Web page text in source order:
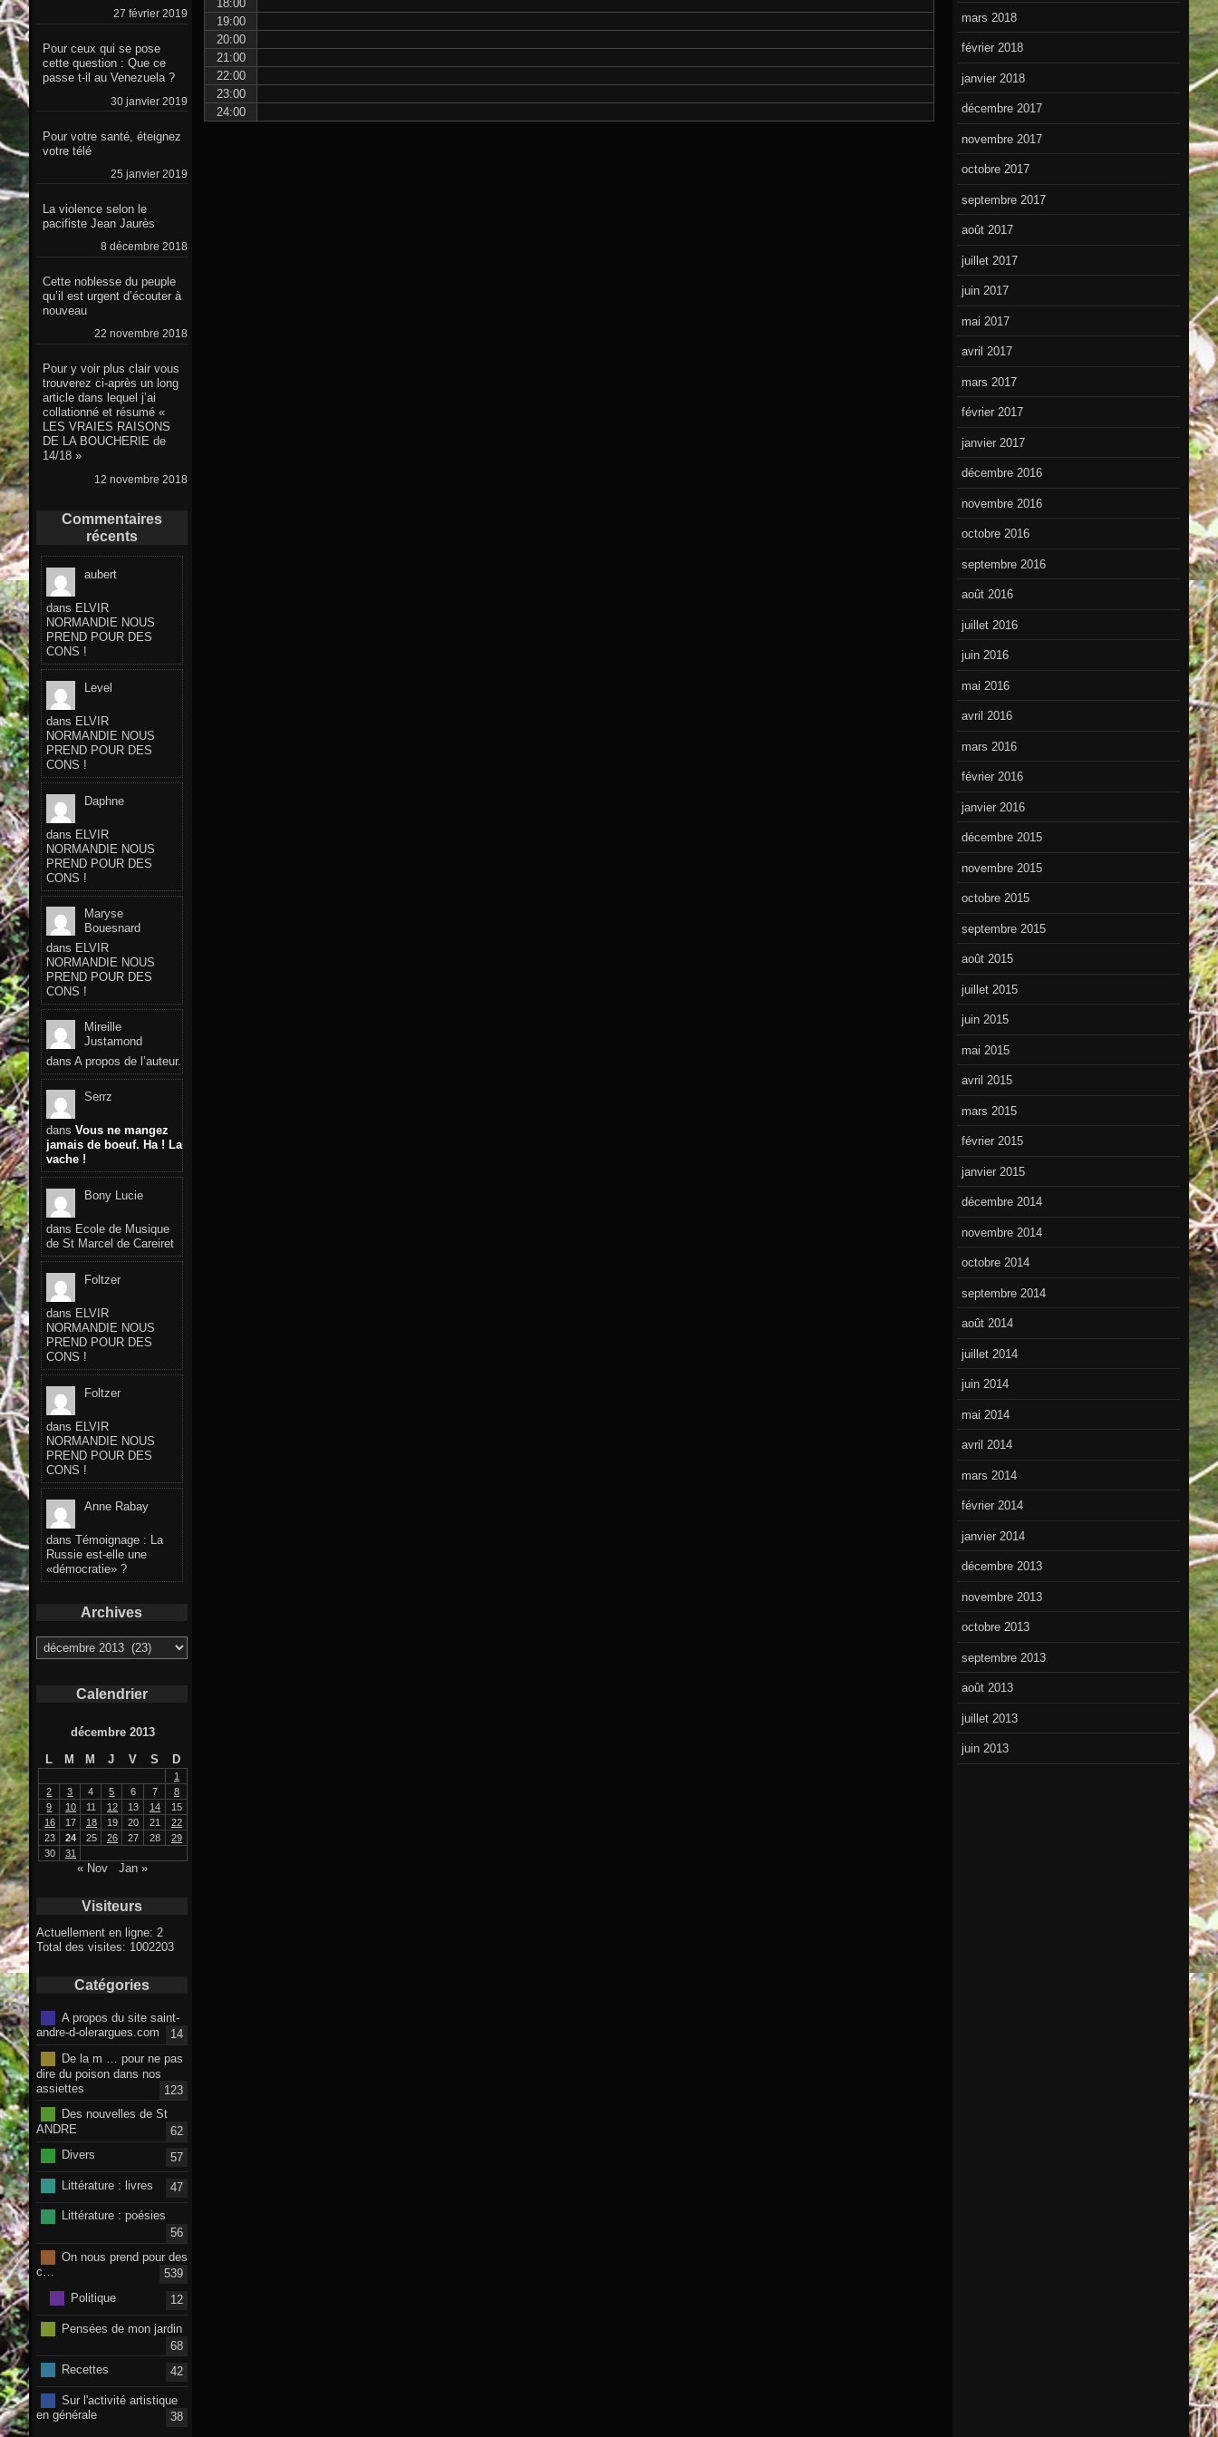
18:00
19:00
20:00
21:00
22:00
23:00
24:00
mars 2018
février 2018
janvier 2018
décembre 2017
novembre 2017
octobre 2017
septembre 2017
août 2017
juillet 2017
juin 2017
mai 2017
avril 2017
mars 2017
février 2017
janvier 2017
décembre 2016
novembre 2016
octobre 2016
septembre 2016
août 2016
juillet 2016
juin 2016
mai 2016
avril 2016
mars 2016
février 2016
janvier 2016
décembre 2015
novembre 2015
octobre 2015
septembre 2015
août 2015
juillet 2015
juin 2015
mai 2015
avril 2015
mars 2015
février 2015
janvier 2015
décembre 2014
novembre 2014
octobre 2014
septembre 2014
août 2014
juillet 2014
juin 2014
mai 2014
avril 2014
mars 2014
février 2014
janvier 2014
décembre 2013
novembre 2013
octobre 2013
septembre 2013
août 2013
juillet 2013
juin 2013
27 février 2019
Pour ceux qui se pose
cette question : Que ce
passe t-il au Venezuela ?
30 janvier 2019
Pour votre santé, éteignez
votre télé
25 janvier 2019
La violence selon le
pacifiste Jean Jaurès
8 décembre 2018
Cette noblesse du peuple
qu’il est urgent d’écouter à
nouveau
22 novembre 2018
Pour y voir plus clair vous
trouverez ci-après un long
article dans lequel j’ai
collationné et résumé «
LES VRAIES RAISONS
DE LA BOUCHERIE de
14/18 »
12 novembre 2018
Commentaires
récents
aubert
dans ELVIR
NORMANDIE NOUS
PREND POUR DES
CONS !
Level
dans ELVIR
NORMANDIE NOUS
PREND POUR DES
CONS !
Daphne
dans ELVIR
NORMANDIE NOUS
PREND POUR DES
CONS !
Maryse
Bouesnard
dans ELVIR
NORMANDIE NOUS
PREND POUR DES
CONS !
Mireille
Justamond
dans A propos de l’auteur.
Serrz
dans Vous ne mangez
jamais de boeuf. Ha ! La
vache !
Bony Lucie
dans Ecole de Musique
de St Marcel de Careiret
Foltzer
dans ELVIR
NORMANDIE NOUS
PREND POUR DES
CONS !
Foltzer
dans ELVIR
NORMANDIE NOUS
PREND POUR DES
CONS !
Anne Rabay
dans Témoignage : La
Russie est-elle une
«démocratie» ?
Archives
Archives
Calendrier
décembre 2013
L
M M J V S D
1
2
3 4 5 6 7
8
9
10 11 12 13 14
15
16
17 18 19 20 21
22
23
24 25 26 27 28
29
30
31
« Nov Jan »
Visiteurs
Actuellement en ligne: 2
Total des visites: 1002203
Catégories
A propos du site saint-
andre-d-olerargues.com
14
De la m … pour ne pas
dire du poison dans nos
assiettes
123
Des nouvelles de St
ANDRE
62
Divers
57
Littérature : livres 47
Littérature : poésies
56
On nous prend pour des
c…
539
Politique
12
Pensées de mon jardin
68
Recettes
42
Sur l'activité artistique
en générale
38